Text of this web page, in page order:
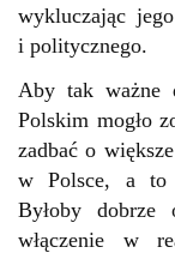
wykluczając
i politycznego.
Aby tak ważne
Polskim mogło
zadbać o
w Polsce, a to
Byłoby dobrze
włączenie w